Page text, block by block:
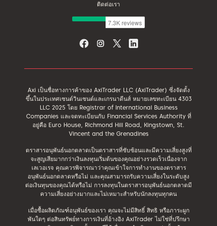
ติดต่อเรา
Axi เป็นชื่อทางการค้าของ AxiTrader LLC (AxiTrader) ซึ่งจัดตั้ง
ขึ้นในประเทศเซนต์วินเซนต์และเกรนาดีนส์ หมายเลขทะเบียน 4303
LLC 2025 โดย Registrar of International Business
Companies และจดทะเบียนกับ Financial Services Authority ที่
อยู่คือ Euro House, Richmond Hill Road, Kingstown, St.
Vincent and the Grenadines
ตราสารอนุพันธ์นอกตลาดเป็นตราสารที่ซับซ้อนและมีความเสี่ยงสูงที่
จะสูญเสียมากกว่าเงินลงทุนเริ่มต้นของคุณอย่างรวดเร็วเนื่องจาก
เลเวอเรจ คุณควรพิจารณาว่าคุณเข้าใจการทำงานของตราสาร
อนุพันธ์นอกตลาดหรือไม่ และคุณสามารถรับความเสี่ยงในระดับสูง
ต่อเงินทุนของคุณได้หรือไม่ การลงทุนในตราสารอนุพันธ์นอกตลาดมี
ความเสี่ยงอย่างมากและไม่เหมาะสำหรับนักลงทุนทุกคน
เมื่อซื้อผลิตภัณฑ์อนุพันธ์ของเรา คุณจะไม่มีสิทธิ์ สิทธิ หรือภาระผูก
พันใดๆ ต่อสินทรัพย์ทางการเงินที่อ้างอิง AxiTrader ไม่ใช่ที่ปรึกษา